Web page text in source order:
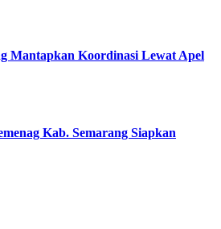
Mantapkan Koordinasi Lewat Apel
Kab. Semarang Siapkan